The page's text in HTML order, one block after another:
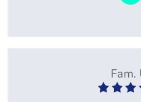
Fam.